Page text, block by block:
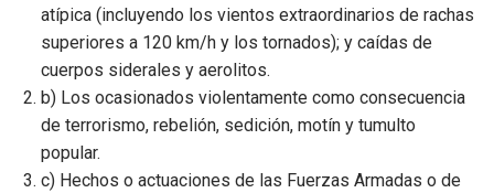
atípica (incluyendo los vientos extraordinarios de rachas
superiores a 120 km/h y los tornados); y caídas de
cuerpos siderales y aerolitos.
b) Los ocasionados violentamente como consecuencia
de terrorismo, rebelión, sedición, motín y tumulto
popular.
c) Hechos o actuaciones de las Fuerzas Armadas o de